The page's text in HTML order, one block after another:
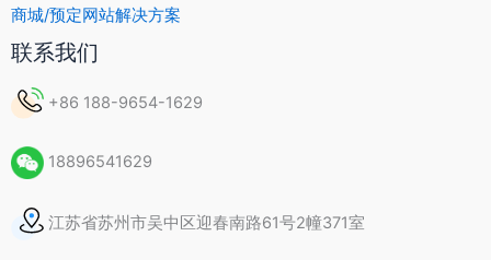
商城/预定网站解决方案
联系我们
+86 188-9654-1629
18896541629
江苏省苏州市吴中区迎春南路61号2幢371室